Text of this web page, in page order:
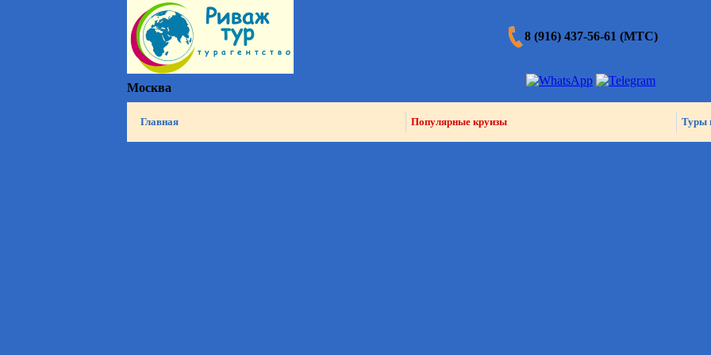
8 (916) 437-56-61 (МТС)
Москва
Главная Популярные круизы Туры